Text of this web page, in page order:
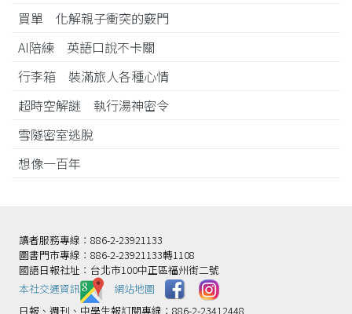
買單 化解親子衝突的竅門
AI陪練 英語口說不卡關
行李箱 裝滿旅人各種心情
超時空解謎 執行湯神密令
雪隧密室逃脫
想像一百年
讀者服務專線：886-2-23921133
圖書門市專線：886-2-23921133轉1108
國語日報社址：台北市100中正區福州街二號
本社交通資訊️
網站地圖
日報、週刊、中學生報訂閱專線：886-2-23412448